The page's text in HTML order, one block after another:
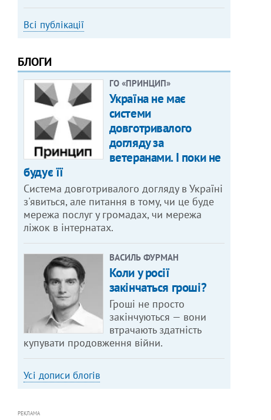
Всі публікації
БЛОГИ
ГО «ПРИНЦИП»
Україна не має
системи
довготривалого
догляду за
ветеранами. І поки не
будує її
Система довготривалого догляду в Україні
з'явиться, але питання в тому, чи це буде
мережа послуг у громадах, чи мережа
ліжок в інтернатах.
ВАСИЛЬ ФУРМАН
Коли у росії
закінчаться гроші?
Гроші не просто
закінчуються — вони
втрачають здатність
купувати продовження війни.
Усі дописи блогів
РЕКЛАМА